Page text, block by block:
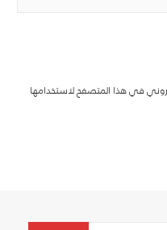
في هذا المتصفح لاستخدامها